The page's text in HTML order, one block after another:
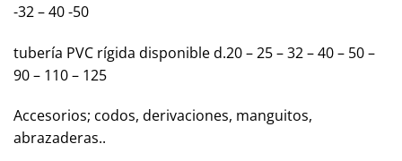
-32 – 40 -50
tubería PVC rígida disponible d.20 – 25 – 32 – 40 – 50 –
90 – 110 – 125
Accesorios; codos, derivaciones, manguitos,
abrazaderas..